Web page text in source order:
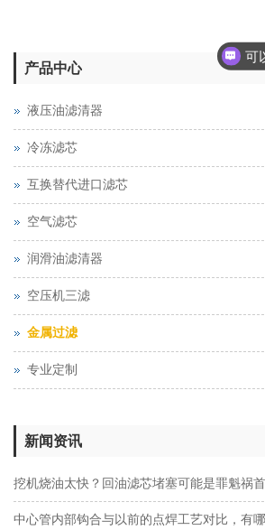
产品中心
液压油滤清器
冷冻滤芯
互换替代进口滤芯
空气滤芯
润滑油滤清器
空压机三滤
金属过滤
专业定制
新闻资讯
挖机烧油太快？回油滤芯堵塞可能是罪魁祸
中心管内部钩合与以前的点焊工艺对比，有